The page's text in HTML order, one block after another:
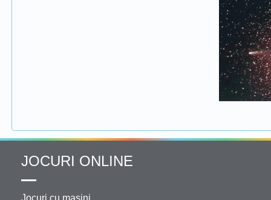
JOCURI ONLINE